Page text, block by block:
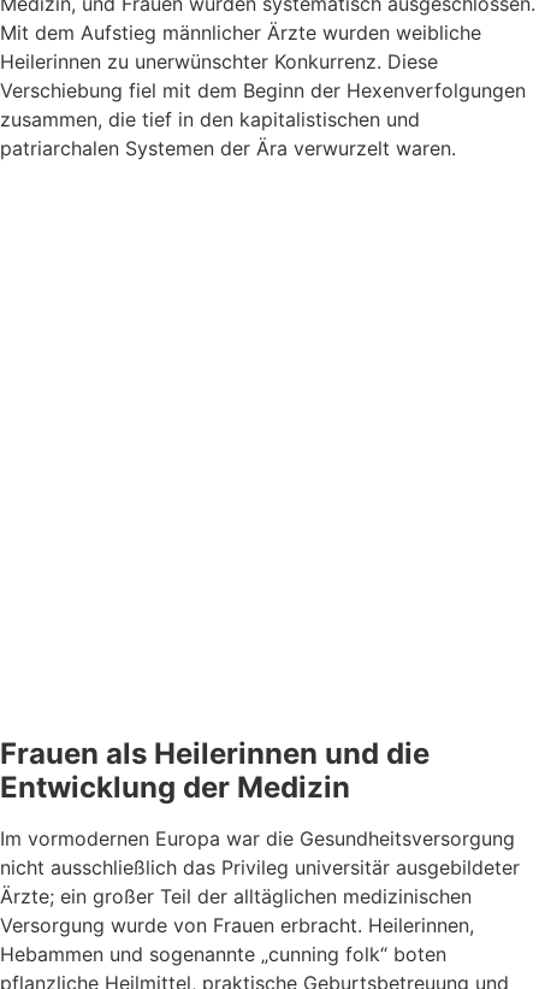
Mit dem Aufstieg männlicher Ärzte wurden weibliche
Heilerinnen zu unerwünschter Konkurrenz. Diese
Verschiebung fiel mit dem Beginn der Hexenverfolgungen
zusammen, die tief in den kapitalistischen und
patriarchalen Systemen der Ära verwurzelt waren.
Frauen als Heilerinnen und die
Entwicklung der Medizin
Im vormodernen Europa war die Gesundheitsversorgung
nicht ausschließlich das Privileg universitär ausgebildeter
Ärzte; ein großer Teil der alltäglichen medizinischen
Versorgung wurde von Frauen erbracht. Heilerinnen,
Hebammen und sogenannte „cunning folk“ boten
pflanzliche Heilmittel, praktische Geburtsbetreuung und